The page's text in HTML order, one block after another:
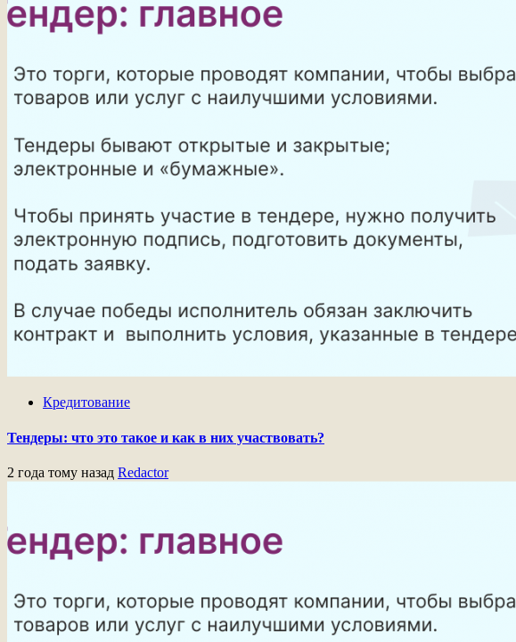
Кредитование
Тендеры: что это такое и как в них участвовать?
2 года тому назад Redactor